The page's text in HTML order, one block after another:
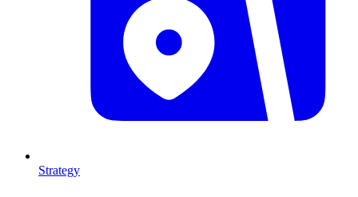
Strategy